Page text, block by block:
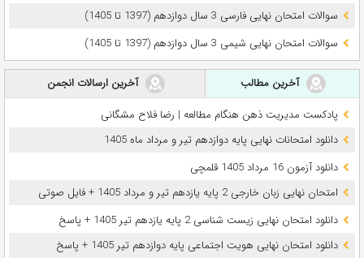
سوالات امتحان نهایی فارسی 3 سال دوازدهم (1397 تا 1405)
سوالات امتحان نهایی شیمی 3 سال دوازدهم (1397 تا 1405)
آخرین مطالب
آخرین ارسالات انجمن
پادکست مدیریت ذهن هنگام مطالعه | رضا فلاح مشگانی
دانلود امتحانات نهایی پایه دوازدهم تیر و مرداد ماه 1405
دانلود آزمون 16 مرداد 1405 قلمچی
امتحان نهایی زبان خارجی 2 پایه یازدهم تیر و مرداد 1405 + فایل صوتی
دانلود امتحان نهایی زیست شناسی 2 پایه یازدهم تیر 1405 + پاسخ
دانلود امتحان نهایی هویت اجتماعی پایه دوازدهم تیر 1405 + پاسخ